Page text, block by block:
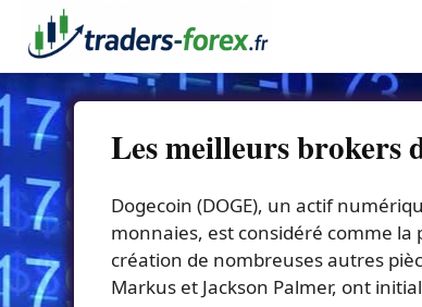
Les meilleurs brokers
Dogecoin (DOGE), un actif
monnaies, est considéré comme
création de nombreuses autres
Markus et Jackson Palmer, ont